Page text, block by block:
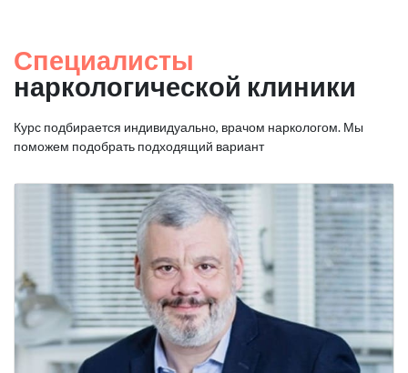
Специалисты
наркологической клиники
Курс подбирается индивидуально, врачом наркологом. Мы
поможем подобрать подходящий вариант